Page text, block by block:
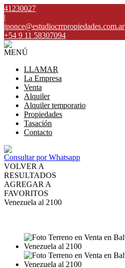
41230027
|
jponce@estudiocrrpropiedades.com.ar
+54 9 11 58307094
MENÚ
LLAMAR
La Empresa
Venta
Alquiler
Alquiler temporario
Propiedades
Tasación
Contacto
Consultar por Whatsapp
VOLVER A
RESULTADOS
AGREGAR A
FAVORITOS
Venezuela al 2100